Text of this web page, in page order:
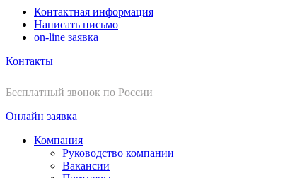
Контактная информация
Написать письмо
on-line заявка
Контакты
Бесплатный звонок по России
Онлайн заявка
Компания
Руководство компании
Вакансии